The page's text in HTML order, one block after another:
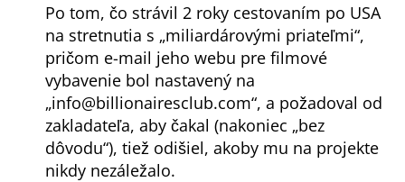
Po tom, čo strávil 2 roky cestovaním po USA
na stretnutia s miliardárovými priateľmi ,
pričom e-mail jeho webu pre filmové
vybavenie bol nastavený na
info@billionairesclub.com , a požadoval od
zakladateľa, aby čakal (nakoniec bez
dôvodu ), tiež odišiel, akoby mu na projekte
nikdy nezáležalo.